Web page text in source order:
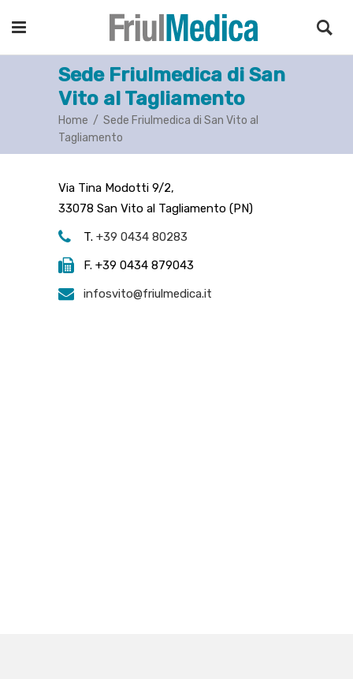
Sede Friulmedica di San
Vito al Tagliamento
Home / Sede Friulmedica di San Vito al
Tagliamento
Via Tina Modotti 9/2,
33078 San Vito al Tagliamento (PN)
T. +39 0434 80283
F. +39 0434 879043
infosvito@friulmedica.it